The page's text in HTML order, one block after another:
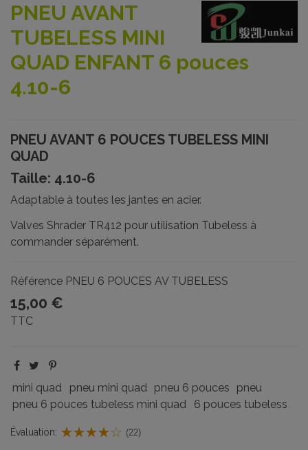
PNEU AVANT
TUBELESS MINI
QUAD ENFANT 6 pouces
4.10-6
PNEU AVANT 6 POUCES TUBELESS MINI
QUAD
Taille: 4.10-6
Adaptable à toutes les jantes en acier.
Valves Shrader TR412 pour utilisation Tubeless à
commander séparément.
Référence PNEU 6 POUCES AV TUBELESS
15,00 €
TTC
mini quad pneu mini quad pneu 6 pouces
pneu
pneu 6 pouces tubeless mini quad
6 pouces tubeless
Évaluation: (22)